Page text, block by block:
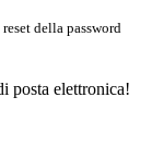
della password
posta elettronica!